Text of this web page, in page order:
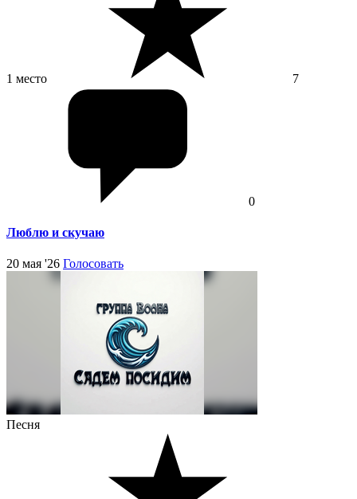
1 место 7
0
Люблю и скучаю
20 мая '26 Голосовать
Песня